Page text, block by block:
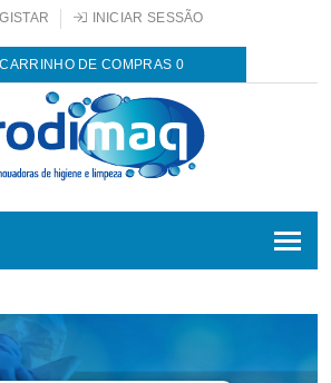
INICIAR SESSÃO
CARRINHO DE COMPRAS 0